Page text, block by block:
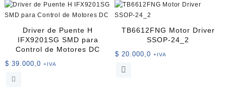
Driver de Puente H
IFX9201SG SMD para
Control de Motores DC
$ 39.000,0 +IVA
TB6612FNG Motor Driver
SSOP-24_2
$ 20.000,0 +IVA